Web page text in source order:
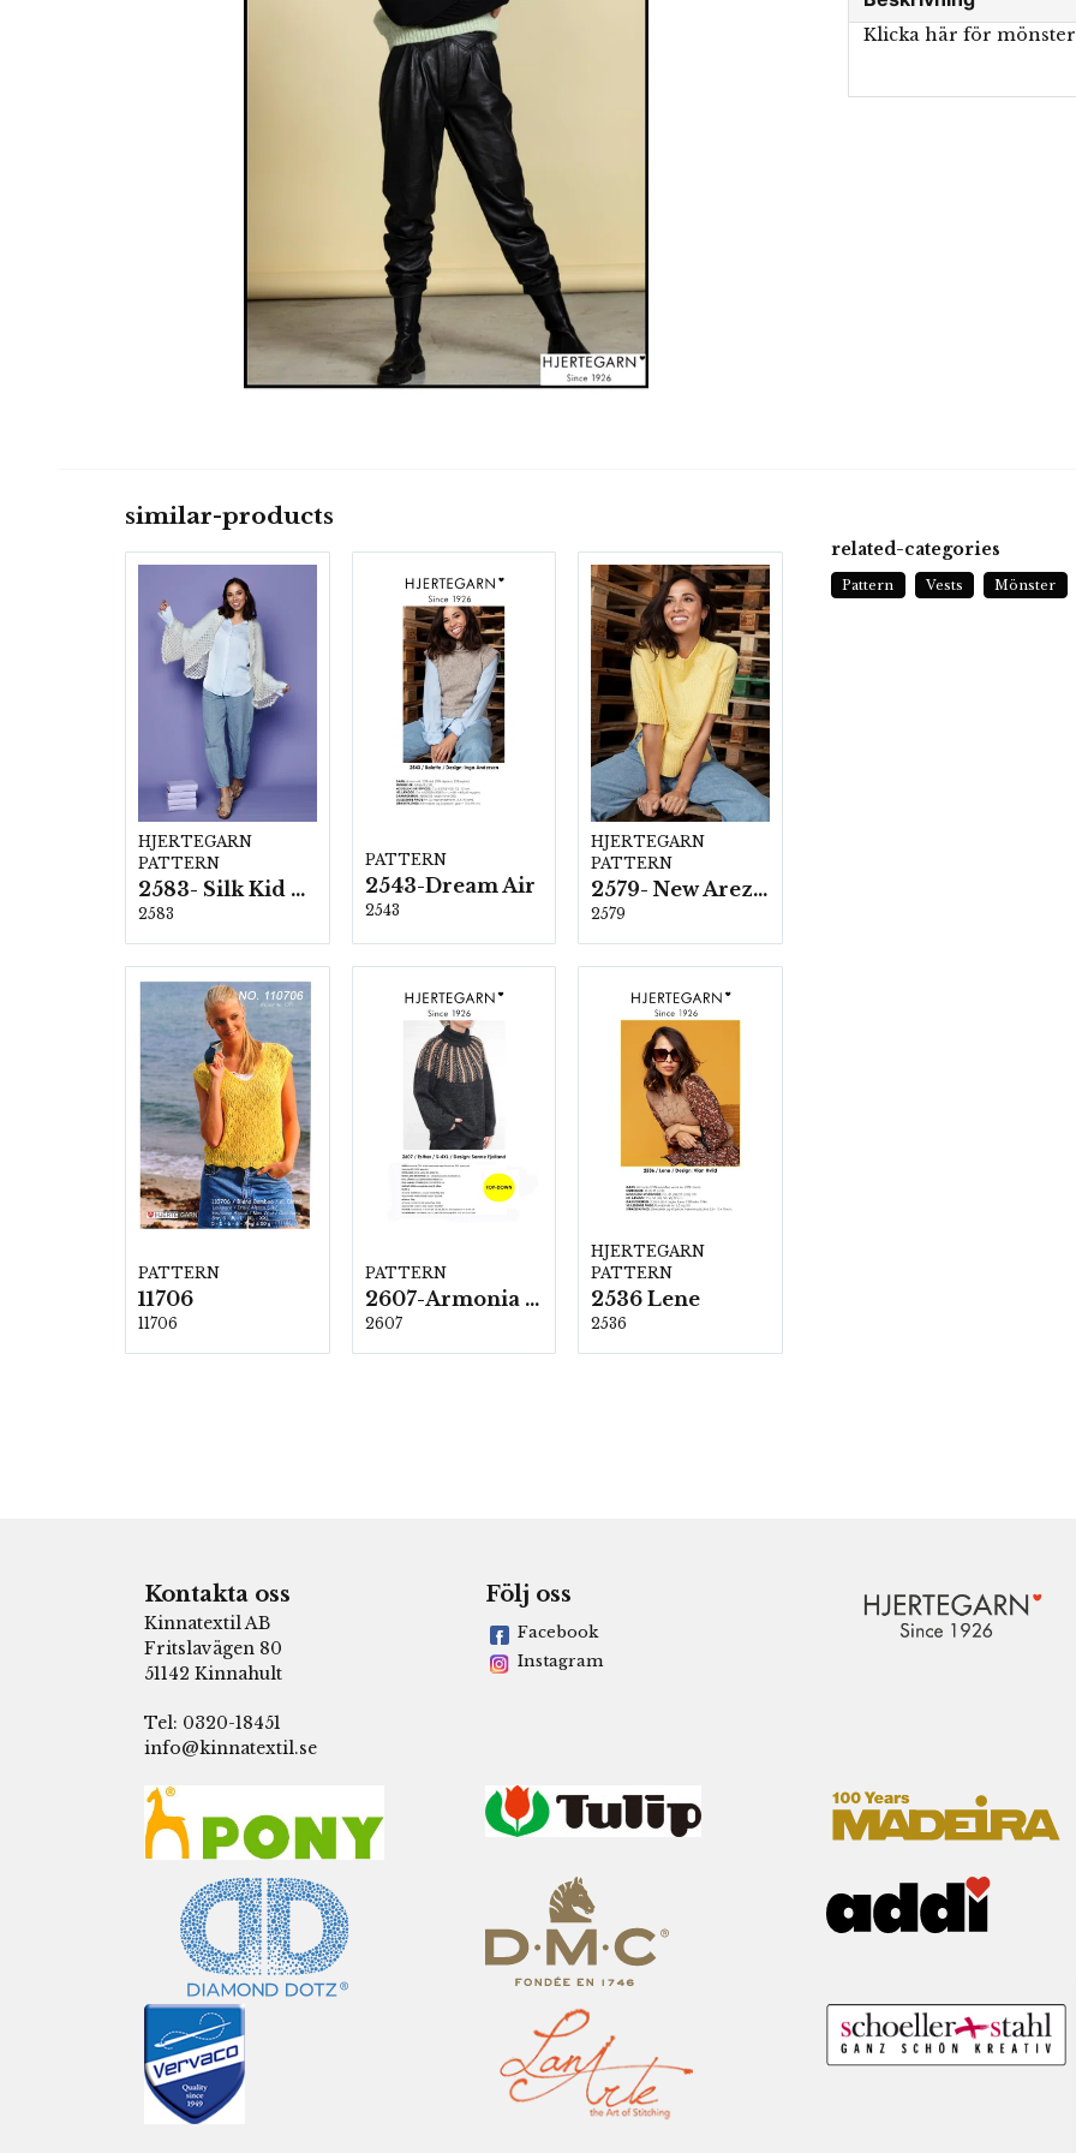
Klicka här för mönster
similar-products
HJERTEGARN
PATTERN
2583- Silk Kid Mohair
2583
PATTERN
2543-Dream Air
2543
HJERTEGARN
PATTERN
2579- New Arezzo
2579
PATTERN
11706
11706
PATTERN
2607-Armonia och Alpaca 400
2607
HJERTEGARN
PATTERN
2536 Lene
2536
related-categories
Pattern Vests Mönster
Kontakta oss
Kinnatextil AB
Fritslavägen 80
51142 Kinnahult
Tel: 0320-18451
info@kinnatextil.se
Följ oss
Facebook
Instagram